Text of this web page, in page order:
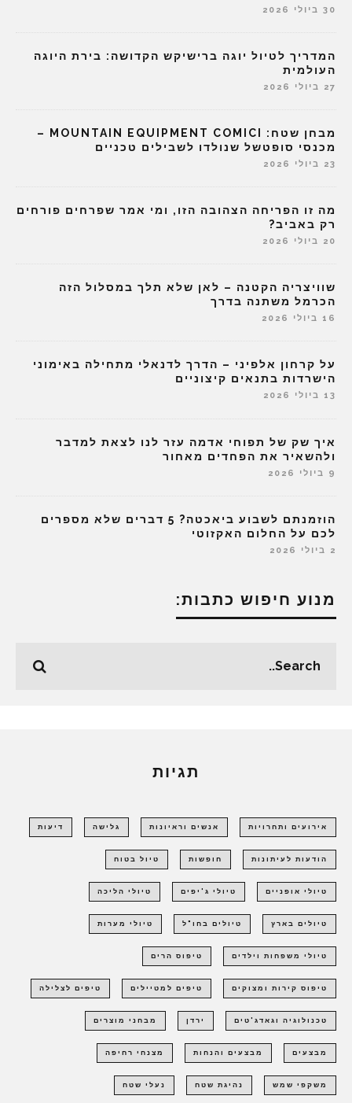
30 ביולי 2026
המדריך לטיול יוגה ברישיקש הקדושה: בירת היוגה
העולמית
27 ביולי 2026
מבחן שטח: MOUNTAIN EQUIPMENT COMICI –
מכנסי סופטשל שנולדו לשבילים טכניים
23 ביולי 2026
מה זו הפריחה הצהובה הזו, ומי אמר שפרחים פורחים
רק באביב?
20 ביולי 2026
שוויצריה הקטנה – לאן שלא תלך במסלול הזה
הכרמל משתנה בדרך
16 ביולי 2026
על קרחון אלפיני – הדרך לדנאלי מתחילה באימוני
הישרדות בתנאים קיצוניים
13 ביולי 2026
איך שק של תפוחי אדמה עזר לנו לצאת למדבר
ולהשאיר את הפחדים מאחור
9 ביולי 2026
הוזמנתם לשבוע ביאכטה? 5 דברים שלא מספרים
לכם על החלום האקזוטי
2 ביולי 2026
מנוע חיפוש כתבות:
תגיות
אירועים ותחרויות אנשים וראיונות גלישה דיעות
הודעות לעיתונות חופשות טיול בטוח
טיולי אופניים טיולי ג'יפים טיולי הליכה
טיולים בארץ טיולים בחו"ל טיולי מערות
טיולי משפחות וילדים טיפוס הרים
טיפוס קירות ומצוקים טיפים למטיילים טיפים לצלילה
טכנולוגיה וגאדג'טים ירדן מבחני מוצרים
מבצעים מבצעים והנחות מצנחי רחיפה
משקפי שמש נהיגת שטח נעלי שטח